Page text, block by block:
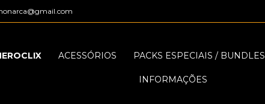
ACESSÓRIOS PACKS ESPECIAIS / BUNDLES
INFORMAÇÕES